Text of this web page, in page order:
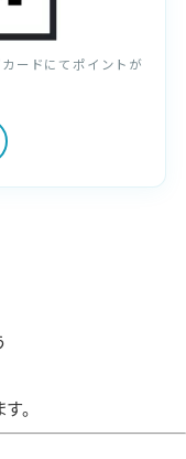
ードにてポイントが
。